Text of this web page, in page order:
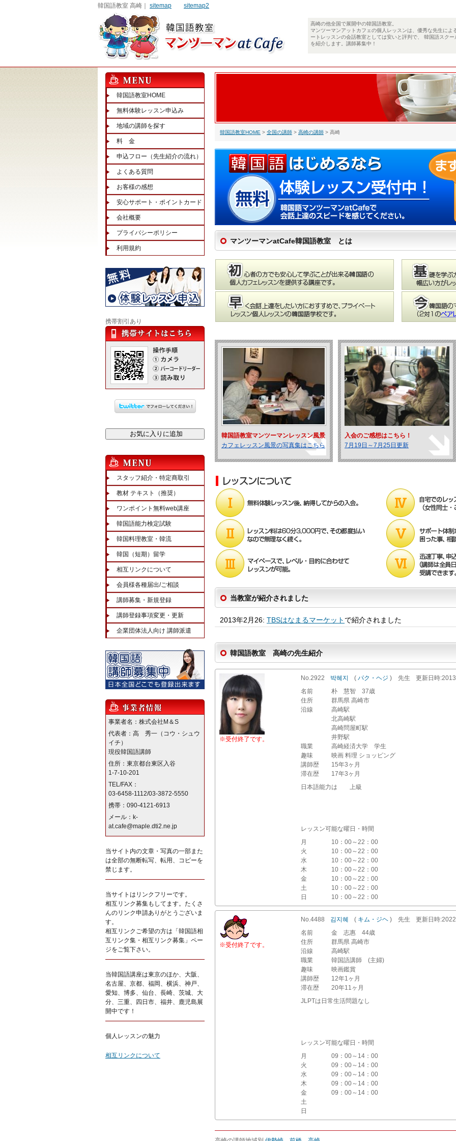
韓国語教室 高崎｜ sitemap sitemap2
高崎の他全国で展開中の韓国語教室。
マンツーマンアットカフェの個人レッスンは、優秀な先生によ
ートレッスンの会話教室としては安いと評判で、 韓国語スクー
を紹介します。講師募集中！
韓国語教室HOME > 全国の講師 > 高崎の講師 > 高崎
マンツーマンatCafe韓国語教室 とは
韓国語教室マンツーマンレッスン風景
カフェレッスン風景の写真集はこちら
入会のご感想はこちら！
7月19日～7月25日更新
当教室が紹介されました
2013年2月26: TBSはなまるマーケット で紹介されました
韓国語教室 高崎の先生紹介
※受付終了です。
No.2922 박혜지 ( パク・ヘジ ) 先生 更新日時
名前
朴 慧智 37歳
住所
群馬県 高崎市
沿線
高崎駅
北高崎駅
高崎問屋町駅
井野駅
職業
高崎経済大学 学生
趣味
映画 料理 ショッピング
講師歴
15年3ヶ月
滞在歴
17年3ヶ月
日本語能力は 上級
レッスン可能な曜日・時間
月
10：00～22：00
火
10：00～22：00
水
10：00～22：00
木
10：00～22：00
金
10：00～22：00
土
10：00～22：00
日
10：00～22：00
※受付終了です。
No.4488 김지혜 ( キム・ジヘ ) 先生 更新日時
名前
金 志惠 44歳
住所
群馬県 高崎市
沿線
高崎駅
職業
韓国語講師 (主婦)
趣味
映画鑑賞
講師歴
12年1ヶ月
滞在歴
20年11ヶ月
JLPTは日常生活問題なし
レッスン可能な曜日・時間
月
09：00～14：00
火
09：00～14：00
水
09：00～14：00
木
09：00～14：00
金
09：00～14：00
土
日
韓国語教室HOME
無料体験レッスン申込み
地域の講師を探す
料 金
申込フロー（先生紹介の流れ）
よくある質問
お客様の感想
安心サポート・ポイントカード
会社概要
プライバシーポリシー
利用規約
携帯割引あり
スタッフ紹介・特定商取引
教材 テキスト（推奨）
ワンポイント無料web講座
韓国語能力検定試験
韓国料理教室・韓流
韓国（短期）留学
相互リンクについて
会員様各種届出/ご相談
講師募集・新規登録
講師登録事項変更・更新
企業団体法人向け 講師派遣
事業者名：株式会社M＆S
代表者：高 秀一（コウ・シュウ
イチ）
現役韓国語講師
住所：東京都台東区入谷
1-7-10-201
TEL/FAX：
03-6458-1112/03-3872-5550
携帯：090-4121-6913
メール：k-
at.cafe@maple.dti2.ne.jp
当サイト内の文章・写真の一部また
は全部の無断転写、転用、コピーを
禁じます。
当サイトはリンクフリーです。
相互リンク募集もしてます。たくさ
んのリンク申請ありがとうございま
す。
相互リンクご希望の方は「韓国語相
互リンク集・相互リンク募集」ペー
ジをご覧下さい。
当韓国語講座は東京のほか、大阪、
名古屋、京都、福岡、横浜、神戸、
愛知、博多、仙台、長崎、茨城、大
分、三重、四日市、福井、鹿児島展
開中です！
個人レッスンの魅力
相互リンクについて